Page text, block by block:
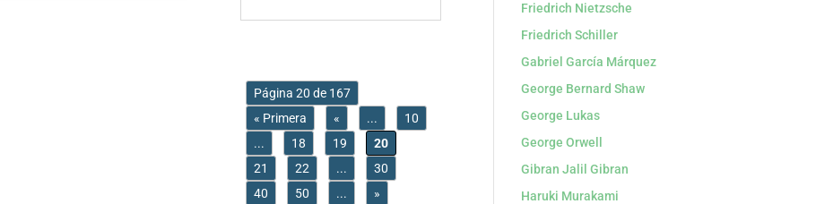
Página 20 de 167
« Primera
« ...
10
...
18 19
20
21
22 ...
30
40
50 ...
»
Friedrich Nietzsche
Friedrich Schiller
Gabriel García Márquez
George Bernard Shaw
George Lukas
George Orwell
Gibran Jalil Gibran
Haruki Murakami